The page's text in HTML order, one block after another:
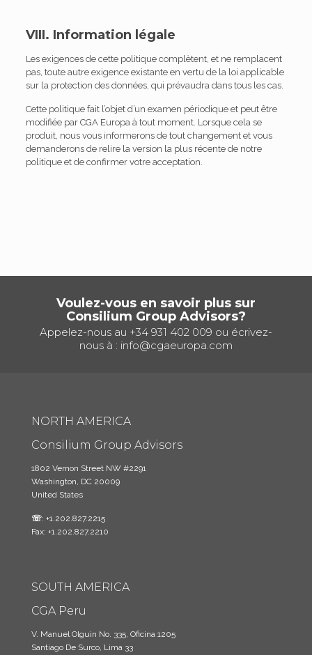
VIII. Information légale
Les exigences de cette politique complètent, et ne remplacent
pas, toute autre exigence existante en vertu de la loi applicable
sur la protection des données, qui prévaudra dans tous les cas.
Cette politique fait l’objet d’un examen périodique et peut être
modifiée par CGA Europa à tout moment. Lorsque cela se
produit, nous vous informerons de tout changement et vous
demanderons de relire la version la plus récente de notre
politique et de confirmer votre acceptation.
Voulez-vous en savoir plus sur
Consilium Group Advisors?
Appelez-nous au +34 931 402 009 ou écrivez-
nous à : info@cgaeuropa.com
NORTH AMERICA
Consilium Group Advisors
1802 Vernon Street NW #2291
Washington, DC 20009
United States
☏: +1.202.827.2215
Fax: +1.202.827.2210
SOUTH AMERICA
CGA Peru
V. Manuel Olguin No. 335, Oficina 1205
Santiago De Surco, Lima 33